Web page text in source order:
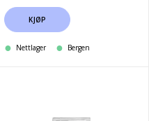
KJØP
Nettlager Bergen